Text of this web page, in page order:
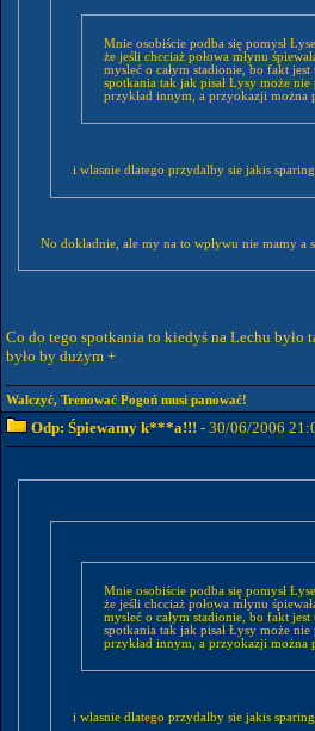
Mnie osobiście podba się pomysł
że jeśli chcciaż połowa młynu
mysleć o całym stadionie, bo fakt jest taki,
spotkania tak jak pisał Łysy może
przykład
i wlasnie dlatego przydalby sie jakis
No dokładnie, ale my na to wpływu nie mamy a
Co do tego spotkania to kiedyś na Lechu
było by dużym +
Walczyć, Trenować Pogoń musi panować!
Odp: Śpiewamy k***a!!! - 30/06/2006
Mnie osobiście podba się pomysł
że jeśli chcciaż połowa młynu
mysleć o całym stadionie, bo fakt jest taki,
spotkania tak jak pisał Łysy może
przykład
i wlasnie dlatego przydalby sie jakis